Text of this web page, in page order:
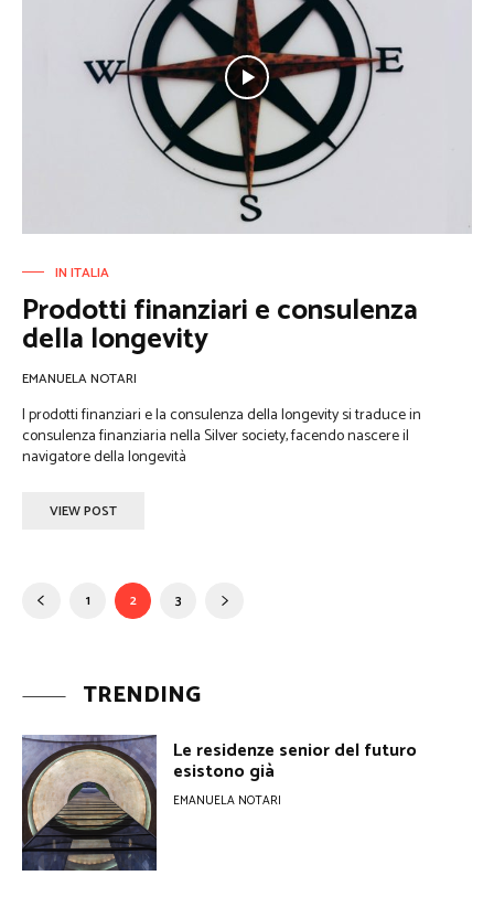
IN ITALIA
Prodotti finanziari e consulenza
della longevity
EMANUELA NOTARI
I prodotti finanziari e la consulenza della longevity si traduce in
consulenza finanziaria nella Silver society, facendo nascere il
navigatore della longevità
VIEW POST
1 2 3
TRENDING
Le residenze senior del futuro
esistono già
EMANUELA NOTARI